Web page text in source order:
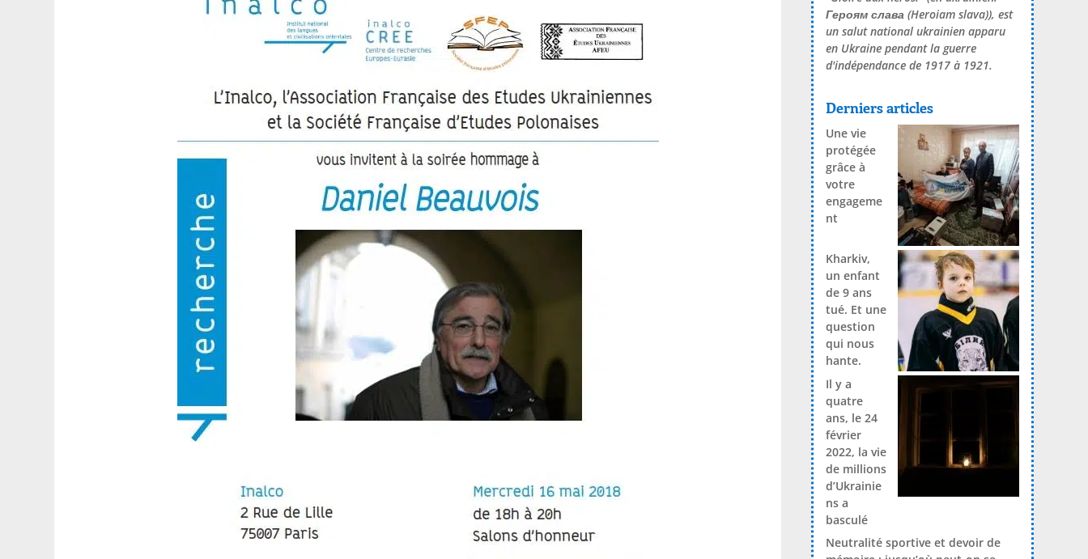
Героям слава(Heroiam slava)), est
un salut national ukrainien apparu
en Ukraine pendant la guerre
d'indépendance de 1917 à 1921.
Derniers articles
Une vie
protégée
grâce à
votre
engageme
nt
Kharkiv,
un enfant
de 9 ans
tué. Et une
question
qui nous
hante.
Il y a
quatre
ans, le 24
février
2022, la vie
de millions
d’Ukrainie
ns a
basculé
Neutralité sportive et devoir de